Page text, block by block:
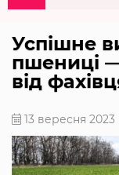
Успішне
пшениці
від
13 вересня 2023